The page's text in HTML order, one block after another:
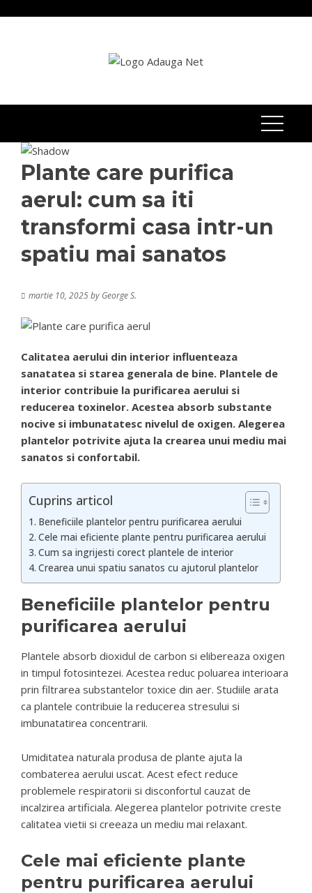
Plante care purifica
aerul: cum sa iti
transformi casa intr-un
spatiu mai sanatos
martie 10, 2025by George S.
Calitatea aerului din interior influenteaza
sanatatea si starea generala de bine. Plantele de
interior contribuie la purificarea aerului si
reducerea toxinelor. Acestea absorb substante
nocive si imbunatatesc nivelul de oxigen. Alegerea
plantelor potrivite ajuta la crearea unui mediu mai
sanatos si confortabil.
Cuprins articol
Beneficiile plantelor pentru purificarea aerului
Cele mai eficiente plante pentru purificarea aerului
Cum sa ingrijesti corect plantele de interior
Crearea unui spatiu sanatos cu ajutorul plantelor
Beneficiile plantelor pentru
purificarea aerului
Plantele absorb dioxidul de carbon si elibereaza oxigen
in timpul fotosintezei. Acestea reduc poluarea interioara
prin filtrarea substantelor toxice din aer. Studiile arata
ca plantele contribuie la reducerea stresului si
imbunatatirea concentrarii.
Umiditatea naturala produsa de plante ajuta la
combaterea aerului uscat. Acest efect reduce
problemele respiratorii si disconfortul cauzat de
incalzirea artificiala. Alegerea plantelor potrivite creste
calitatea vietii si creeaza un mediu mai relaxant.
Cele mai eficiente plante
pentru purificarea aerului